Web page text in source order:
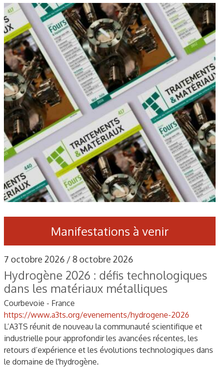
Manifestations à venir
7 octobre 2026 / 8 octobre 2026
Hydrogène 2026 : défis technologiques
dans les matériaux métalliques
Courbevoie - France
https://www.a3ts.org/evenements/hydrogene-2026
L’A3TS réunit de nouveau la communauté scientifique et
industrielle pour approfondir les avancées récentes, les
retours d’expérience et les évolutions technologiques dans
le domaine de l'hydrogène.